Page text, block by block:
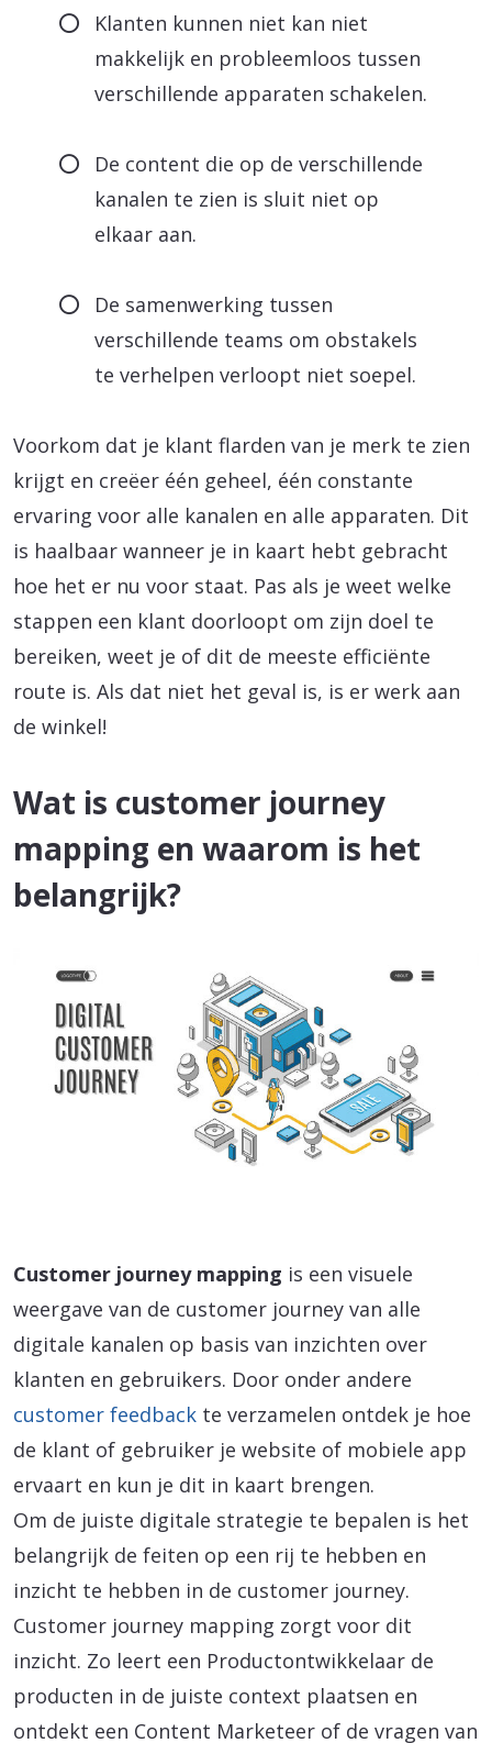
Klanten kunnen niet kan niet
makkelijk en probleemloos tussen
verschillende apparaten schakelen.
De content die op de verschillende
kanalen te zien is sluit niet op
elkaar aan.
De samenwerking tussen
verschillende teams om obstakels
te verhelpen verloopt niet soepel.
Voorkom dat je klant flarden van je merk te zien
krijgt en creëer één geheel, één constante
ervaring voor alle kanalen en alle apparaten. Dit
is haalbaar wanneer je in kaart hebt gebracht
hoe het er nu voor staat. Pas als je weet welke
stappen een klant doorloopt om zijn doel te
bereiken, weet je of dit de meeste efficiënte
route is. Als dat niet het geval is, is er werk aan
de winkel!
Wat is customer journey
mapping en waarom is het
belangrijk?
Customer journey mapping is een visuele
weergave van de customer journey van alle
digitale kanalen op basis van inzichten over
klanten en gebruikers. Door onder andere
customer feedback te verzamelen ontdek je hoe
de klant of gebruiker je website of mobiele app
ervaart en kun je dit in kaart brengen.
Om de juiste digitale strategie te bepalen is het
belangrijk de feiten op een rij te hebben en
inzicht te hebben in de customer journey.
Customer journey mapping zorgt voor dit
inzicht. Zo leert een Productontwikkelaar de
producten in de juiste context plaatsen en
ontdekt een Content Marketeer of de vragen van